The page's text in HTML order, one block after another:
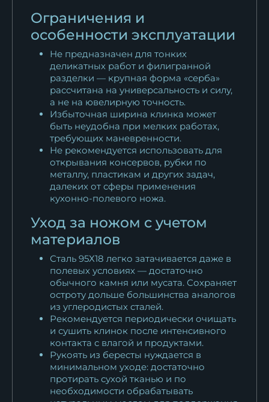
Ограничения и
особенности эксплуатации
Не предназначен для тонких
деликатных работ и филигранной
разделки — крупная форма «серба»
рассчитана на универсальность и силу,
а не на ювелирную точность.
Избыточная ширина клинка может
быть неудобна при мелких работах,
требующих маневренности.
Не рекомендуется использовать для
открывания консервов, рубки по
металлу, пластикам и других задач,
далеких от сферы применения
кухонно-полевого ножа.
Уход за ножом с учетом
материалов
Сталь 95Х18 легко затачивается даже в
полевых условиях — достаточно
обычного камня или мусата. Сохраняет
остроту дольше большинства аналогов
из углеродистых сталей.
Рекомендуется периодически очищать
и сушить клинок после интенсивного
контакта с влагой и продуктами.
Рукоять из бересты нуждается в
минимальном уходе: достаточно
протирать сухой тканью и по
необходимости обрабатывать